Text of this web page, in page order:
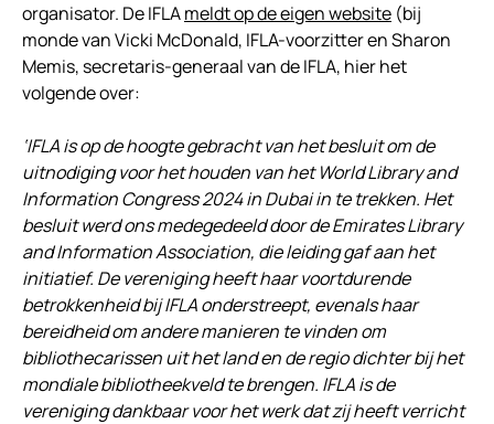
organisator. De IFLAmeldt op de eigen website (bij
monde van Vicki McDonald, IFLA-voorzitter en Sharon
Memis, secretaris-generaal van de IFLA, hier het
volgende over:
‘IFLA is op de hoogte gebracht van het besluit om de
uitnodiging voor het houden van het World Library and
Information Congress 2024 in Dubai in te trekken. Het
besluit werd ons medegedeeld door de Emirates Library
and Information Association, die leiding gaf aan het
initiatief. De vereniging heeft haar voortdurende
betrokkenheid bij IFLA onderstreept, evenals haar
bereidheid om andere manieren te vinden om
bibliothecarissen uit het land en de regio dichter bij het
mondiale bibliotheekveld te brengen. IFLA is de
vereniging dankbaar voor het werk dat zij heeft verricht